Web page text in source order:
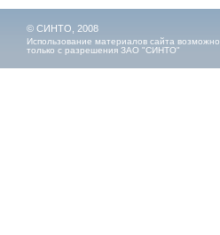
© СИНТО, 2008
Использование материалов сайта возможно
только с разрешения ЗАО "СИНТО"